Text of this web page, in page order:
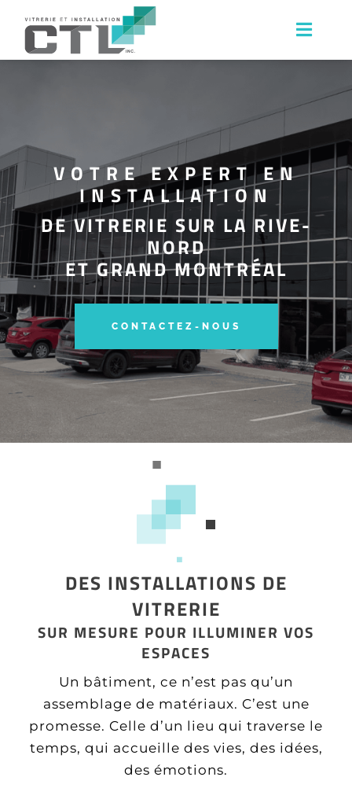
content
Services
Contactez-nous
VOTRE EXPERT EN
INSTALLATION
DE VITRERIE SUR LA RIVE-
NORD
ET GRAND MONTRÉAL
CONTACTEZ-NOUS
DES INSTALLATIONS DE
VITRERIE
SUR MESURE POUR ILLUMINER VOS
ESPACES
Un bâtiment, ce n’est pas qu’un
assemblage de matériaux. C’est une
promesse. Celle d’un lieu qui traverse le
temps, qui accueille des vies, des idées,
des émotions.